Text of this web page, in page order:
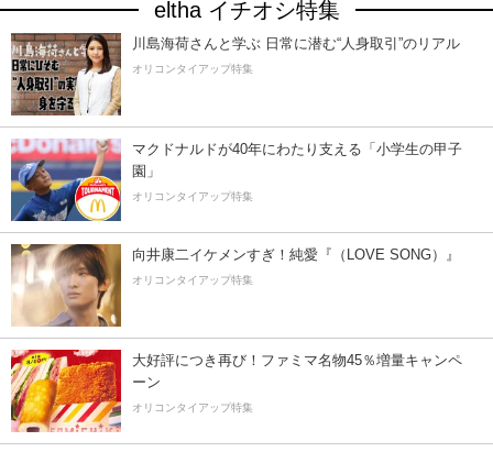
eltha イチオシ特集
川島海荷さんと学ぶ 日常に潜む“人身取引”のリアル
オリコンタイアップ特集
マクドナルドが40年にわたり支える「小学生の甲子
園」
オリコンタイアップ特集
向井康二イケメンすぎ！純愛『（LOVE SONG）』
オリコンタイアップ特集
大好評につき再び！ファミマ名物45％増量キャンペ
ーン
オリコンタイアップ特集